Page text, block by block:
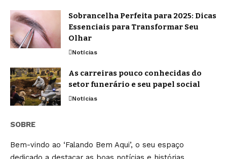
Sobrancelha Perfeita para 2025: Dicas
Essenciais para Transformar Seu
Olhar
Notícias
As carreiras pouco conhecidas do
setor funerário e seu papel social
Notícias
SOBRE
Bem-vindo ao ‘Falando Bem Aqui’, o seu espaço